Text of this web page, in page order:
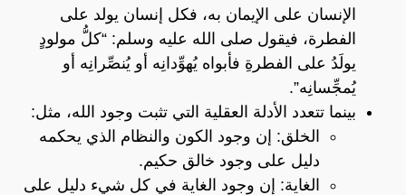
الإنسان على الإيمان به، فكل إنسان يولد على
الفطرة، فيقول صلى الله عليه وسلم: “كلُّ مولودٍ
يولَدُ على الفطرةِ فأبواه يُهوِّدانِه أو يُنصِّرانِه أو
يُمجِّسانِه”.
بينما تتعدد الأدلة العقلية التي تثبت وجود الله، مثل:
الخلق: إن وجود الكون والنظام الذي يحكمه
دليل على وجود خالق حكيم.
الغاية: إن وجود الغاية في كل شيء دليل على